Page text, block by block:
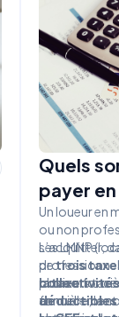
Quels
payer en
Un loueur en
ou non
s’acquitter,
detrois
foncière, la
Les LMNP
plusieurs
la taxe